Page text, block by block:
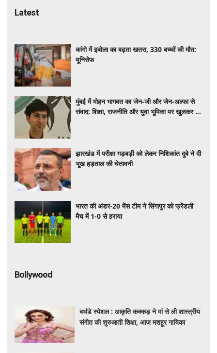
Latest
कांगो में इबोला का बढ़ता खतरा, 330 बच्चों की मौत:
यूनिसेफ
मुंबई में मोहन भागवत का जेन-जी और जेन-अल्फा से
संवाद: शिक्षा, राजनीति और युवा भूमिका पर खुलकर हुई
झारखंड में परीक्षा गड़बड़ी को लेकर निशिकांत दुबे ने दी
भूख हड़ताल की चेतावनी
भारत की अंडर-20 मेंस टीम ने सिंगापुर को फ्रेंडली
मैच में 1-0 से हराया
Bollywood
बर्थडे स्पेशल : आकृति कक्कड़ ने मां से ली शास्त्रीय
संगीत की शुरुआती शिक्षा, आज मशहूर गायिका